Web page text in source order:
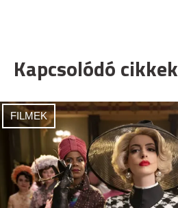
Kapcsolódó cikkek
FILMEK